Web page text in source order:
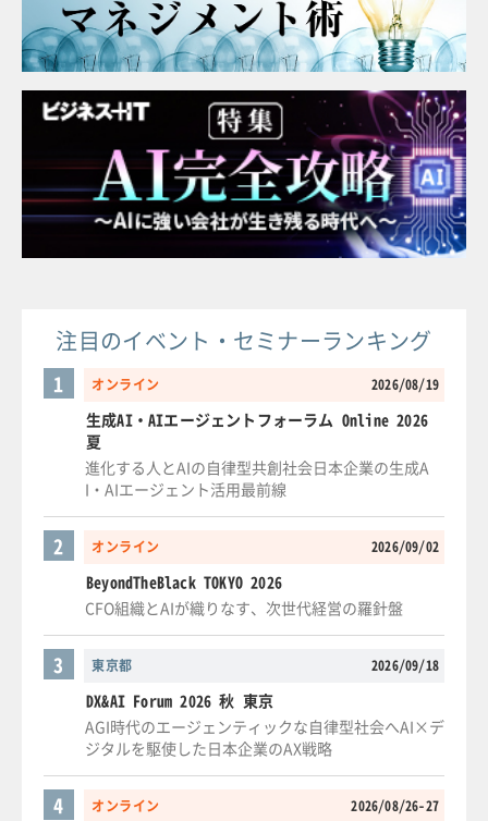
注目のイベント・セミナーランキング
オンライン 2026/08/19
1
生成AI・AIエージェントフォーラム Online 2026
夏
進化する人とAIの自律型共創社会日本企業の生成A
I・AIエージェント活用最前線
オンライン 2026/09/02
2
BeyondTheBlack TOKYO 2026
CFO組織とAIが織りなす、次世代経営の羅針盤
東京都 2026/09/18
3
DX&AI Forum 2026 秋 東京
AGI時代のエージェンティックな自律型社会へAI×デ
ジタルを駆使した日本企業のAX戦略
オンライン 2026/08/26-27
4